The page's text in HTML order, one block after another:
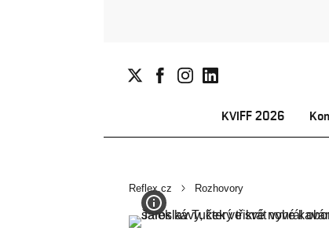
KVIFF 2026
Reflex.cz Rozhovory